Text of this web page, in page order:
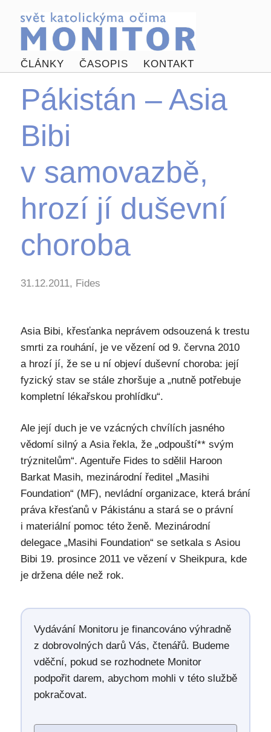
ČLÁNKY ČASOPIS KONTAKT
Pákistán – Asia
Bibi
v samovazbě,
hrozí jí duševní
choroba
31.12.2011, Fides
Asia Bibi, křesťanka neprávem odsouzená k trestu
smrti za rouhání, je ve vězení od 9. června 2010
a hrozí jí, že se u ní objeví duševní choroba: její
fyzický stav se stále zhoršuje a „nutně potřebuje
kompletní lékařskou prohlídku“.
Ale její duch je ve vzácných chvílích jasného
vědomí silný a Asia řekla, že „odpouští** svým
trýznitelům“. Agentuře Fides to sdělil Haroon
Barkat Masih, mezinárodní ředitel „Masihi
Foundation“ (MF), nevládní organizace, která brání
práva křesťanů v Pákistánu a stará se o právní
i materiální pomoc této ženě. Mezinárodní
delegace „Masihi Foundation“ se setkala s Asiou
Bibi 19. prosince 2011 ve vězení v Sheikpura, kde
je držena déle než rok.
Vydávání Monitoru je financováno výhradně
z dobrovolných darů Vás, čtenářů. Budeme
vděční, pokud se rozhodnete Monitor
podpořit darem, abychom mohli v této službě
pokračovat.